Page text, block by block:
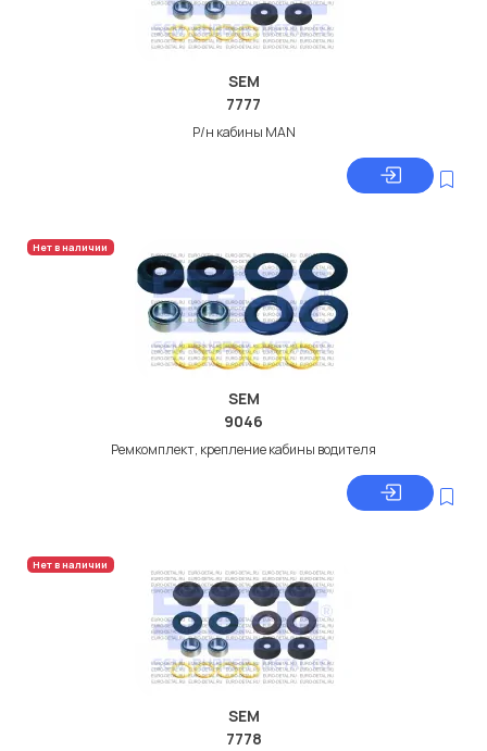
SEM
7777
Р/н кабины MAN
Нет в наличии
SEM
9046
Ремкомплект, крепление кабины водителя
Нет в наличии
SEM
7778